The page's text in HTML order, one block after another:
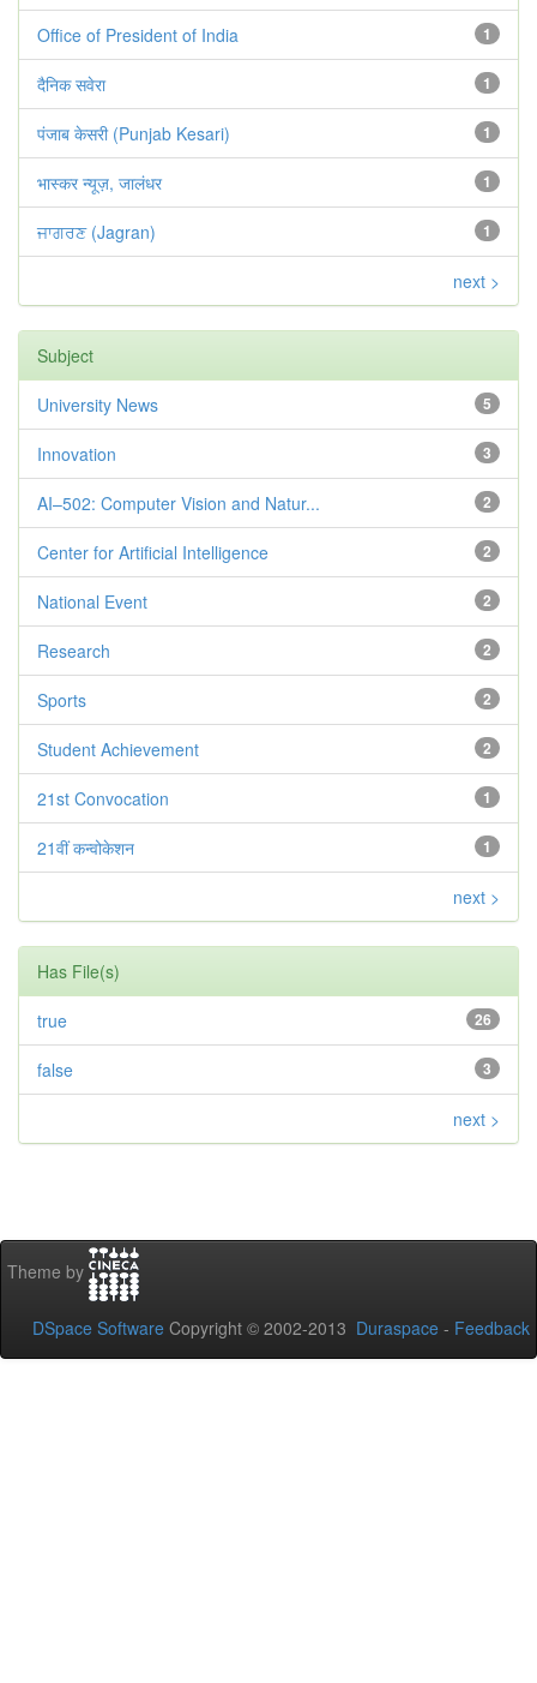
1
Office of President of India
1
दैनिक सवेरा
1
पंजाब केसरी (Punjab Kesari)
1
भास्कर न्यूज़, जालंधर
1
ਜਾਗਰਣ (Jagran)
next >
Subject
5
University News
3
Innovation
2
AI–502: Computer Vision and Natur...
2
Center for Artificial Intelligence
2
National Event
2
Research
2
Sports
2
Student Achievement
1
21st Convocation
1
21वीं कन्वोकेशन
next >
Has File(s)
26
true
3
false
next >
Theme by
DSpace Software Copyright © 2002-2013 Duraspace - Feedback